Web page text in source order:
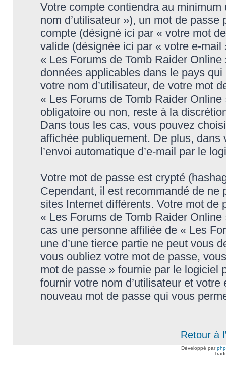
Votre compte contiendra au
nom d’utilisateur »), un mot de
compte (désigné ici par « votre mot
valide (désignée ici par « votre e-
« Les Forums de Tomb Raider
données applicables dans le pays
votre nom d’utilisateur, de votre mot
« Les Forums de Tomb Raider
obligatoire ou non, reste à la
Dans tous les cas, vous pouvez
affichée publiquement. De plus,
l’envoi automatique d’e-mail par le
Votre mot de passe est crypté
Cependant, il est recommandé de
sites Internet différents. Votre mot de
« Les Forums de Tomb Raider
cas une personne affiliée de « Les
une d’une tierce partie ne peut vous
vous oubliez votre mot de passe,
mot de passe » fournie par le logiciel
fournir votre nom d’utilisateur et
nouveau mot de passe qui vous
Retour à
Développé par